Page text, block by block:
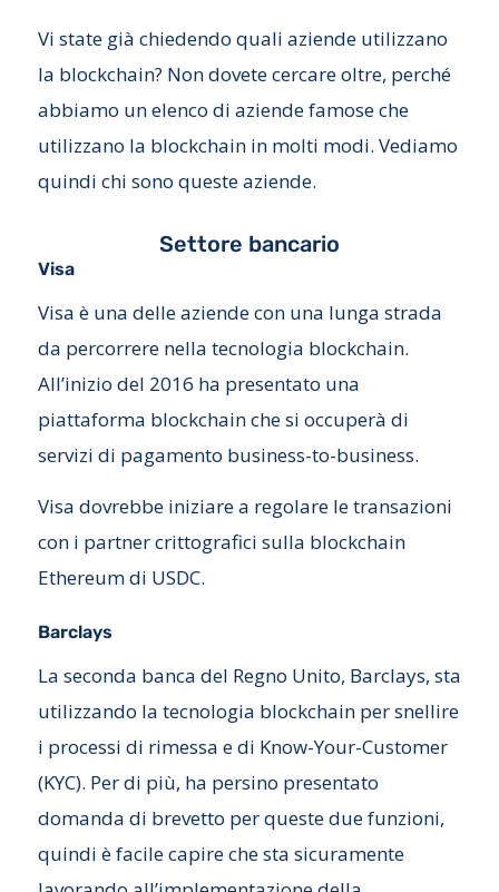
Vi state già chiedendo quali aziende utilizzano
la blockchain? Non dovete cercare oltre, perché
abbiamo un elenco di aziende famose che
utilizzano la blockchain in molti modi. Vediamo
quindi chi sono queste aziende.
Settore bancario
Visa
Visa è una delle aziende con una lunga strada
da percorrere nella tecnologia blockchain.
All’inizio del 2016 ha presentato una
piattaforma blockchain che si occuperà di
servizi di pagamento business-to-business.
Visa dovrebbe iniziare a regolare le transazioni
con i partner crittografici sulla blockchain
Ethereum di USDC.
Barclays
La seconda banca del Regno Unito, Barclays, sta
utilizzando la tecnologia blockchain per snellire
i processi di rimessa e di Know-Your-Customer
(KYC). Per di più, ha persino presentato
domanda di brevetto per queste due funzioni,
quindi è facile capire che sta sicuramente